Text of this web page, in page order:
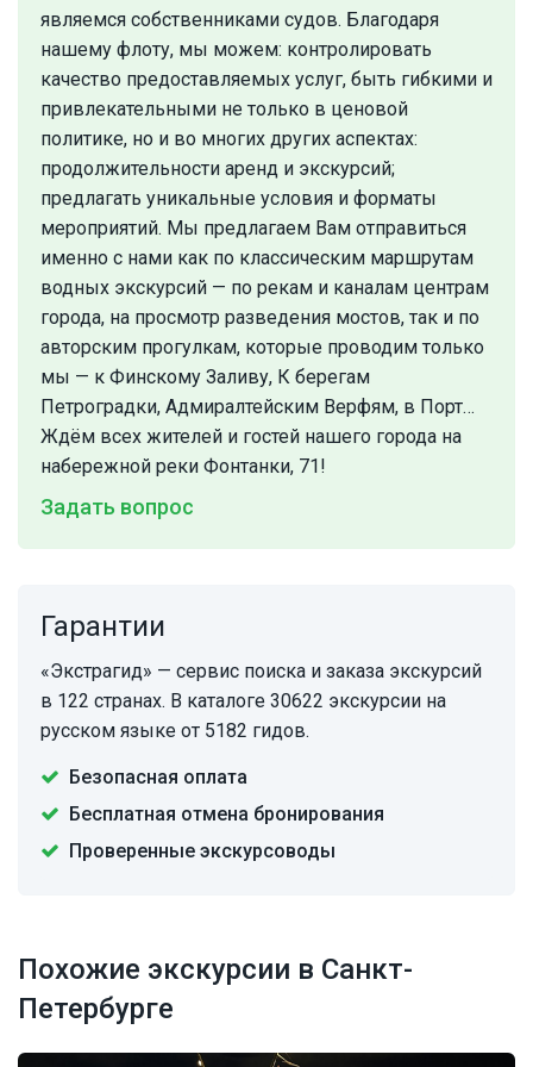
являемся собственниками судов. Благодаря
нашему флоту, мы можем: контролировать
качество предоставляемых услуг, быть гибкими и
привлекательными не только в ценовой
политике, но и во многих других аспектах:
продолжительности аренд и экскурсий;
предлагать уникальные условия и форматы
мероприятий. Мы предлагаем Вам отправиться
именно с нами как по классическим маршрутам
водных экскурсий — по рекам и каналам центрам
города, на просмотр разведения мостов, так и по
авторским прогулкам, которые проводим только
мы — к Финскому Заливу, К берегам
Петроградки, Адмиралтейским Верфям, в Порт…
Ждём всех жителей и гостей нашего города на
набережной реки Фонтанки, 71!
Задать вопрос
Гарантии
«Экстрагид» — сервис поиска и заказа экскурсий
в 122 странах. В каталоге 30622 экскурсии на
русском языке от 5182 гидов.
Безопасная оплата
Бесплатная отмена бронирования
Проверенные экскурсоводы
Похожие экскурсии в Санкт-
Петербурге